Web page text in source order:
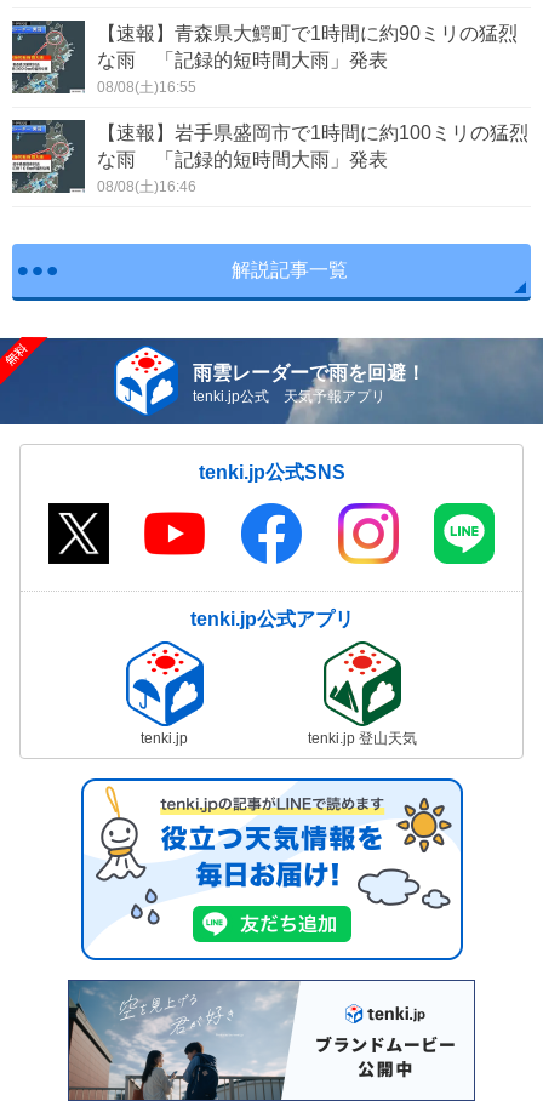
【速報】青森県大鰐町で1時間に約90ミリの猛烈
な雨 「記録的短時間大雨」発表
08/08(土)16:55
【速報】岩手県盛岡市で1時間に約100ミリの猛烈
な雨 「記録的短時間大雨」発表
08/08(土)16:46
解説記事一覧
雨雲レーダーで雨を回避！
tenki.jp公式 天気予報アプリ
tenki.jp公式SNS
tenki.jp公式アプリ
tenki.jp tenki.jp 登山天気